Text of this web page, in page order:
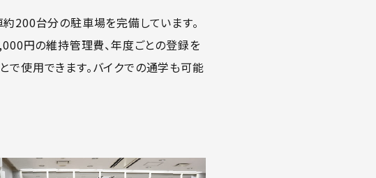
200台分の駐車場を完備しています。
円の維持管理費、年度ごとの登録を
で使用できます。バイクでの通学も可能